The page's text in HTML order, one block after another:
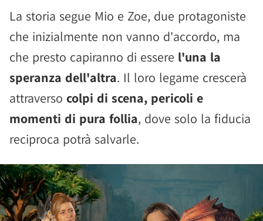
La storia segue Mio e Zoe, due protagoniste
che inizialmente non vanno d'accordo, ma
che presto capiranno di essere l'una la
speranza dell'altra. Il loro legame crescerà
attraverso colpi di scena, pericoli e
momenti di pura follia, dove solo la fiducia
reciproca potrà salvarle.